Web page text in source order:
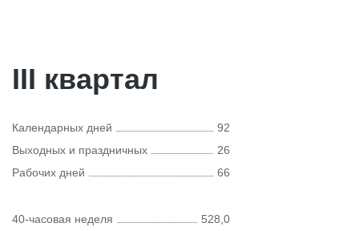
III квартал
Календарных дней
92
Выходных и праздничных
26
Рабочих дней
66
40-часовая неделя 528,0